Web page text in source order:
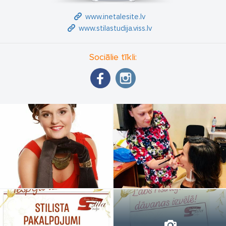
www.inetalesite.lv
www.stilastudija.viss.lv
Sociālie tīkli: